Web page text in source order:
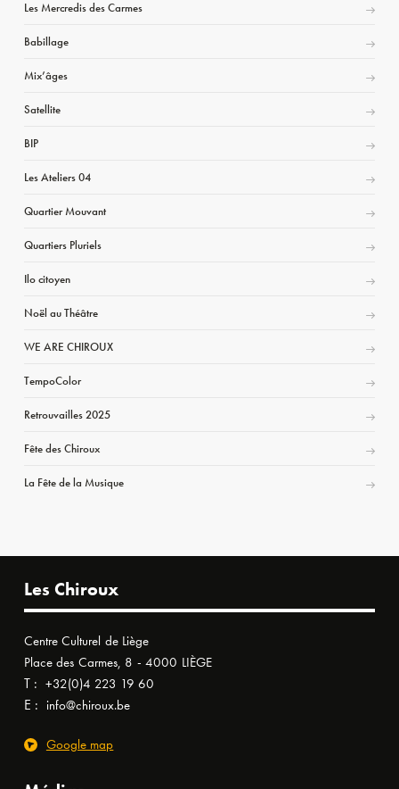
Les Mercredis des Carmes
Babillage
Mix’âges
Satellite
BIP
Les Ateliers 04
Quartier Mouvant
Quartiers Pluriels
Ilo citoyen
Noël au Théâtre
WE ARE CHIROUX
TempoColor
Retrouvailles 2025
Fête des Chiroux
La Fête de la Musique
Les Chiroux
Centre Culturel de Liège
Place des Carmes, 8 - 4000 LIÈGE
T : +32(0)4 223 19 60
E : info@chiroux.be
Google map